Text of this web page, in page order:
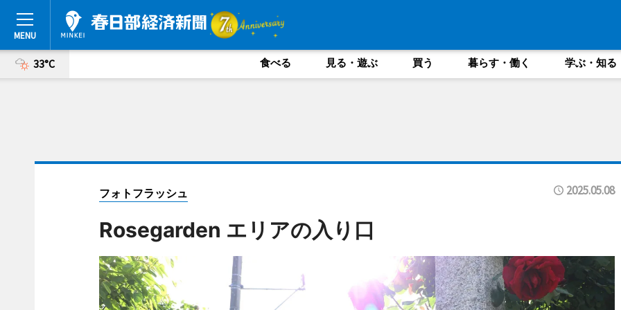
33°C 食べる 見る・遊ぶ 買う 暮らす・働く 学ぶ・知る
フォトフラッシュ 2025.05.08
Rosegarden エリアの入り口